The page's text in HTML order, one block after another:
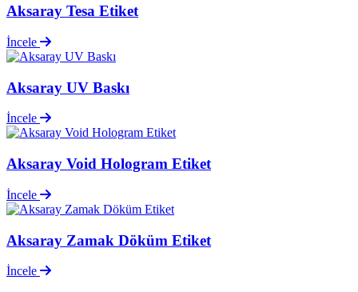
Aksaray Tesa Etiket
İncele
Aksaray UV Baskı
İncele
Aksaray Void Hologram Etiket
İncele
Aksaray Zamak Döküm Etiket
İncele